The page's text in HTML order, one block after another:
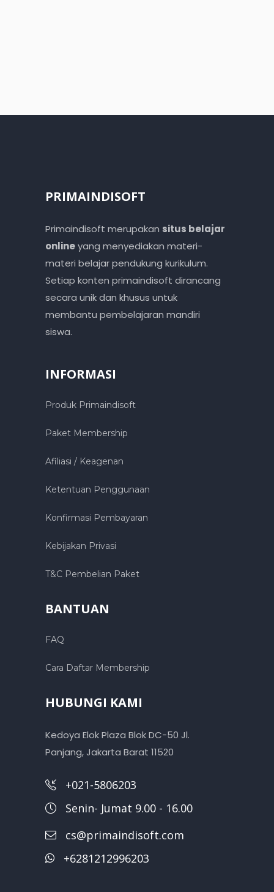
PRIMAINDISOFT
Primaindisoft merupakan situs belajar
onlineyang menyediakan materi-
materi belajar pendukung kurikulum.
Setiap konten primaindisoft dirancang
secara unik dan khusus untuk
membantu pembelajaran mandiri
siswa.
INFORMASI
Produk Primaindisoft
Paket Membership
Afiliasi / Keagenan
Ketentuan Penggunaan
Konfirmasi Pembayaran
Kebijakan Privasi
T&C Pembelian Paket
BANTUAN
FAQ
Cara Daftar Membership
HUBUNGI KAMI
Kedoya Elok Plaza Blok DC-50 Jl.
Panjang, Jakarta Barat 11520
+021-5806203
Senin- Jumat 9.00 - 16.00
cs@primaindisoft.com
+6281212996203